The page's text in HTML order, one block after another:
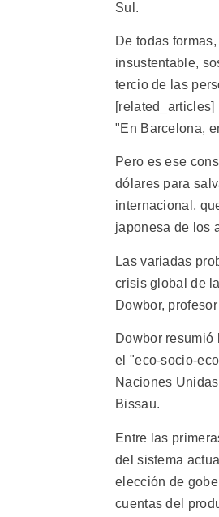
Sul.
De todas
insustentable,
tercio de las
[related_articles]
"En Barcelona,
Pero es ese
dólares para
internacional,
japonesa de los
Las variadas
crisis global de
Dowbor,
Dowbor
el "eco-socio-
Naciones
Bissau.
Entre las
del sistema
elección de
cuentas del